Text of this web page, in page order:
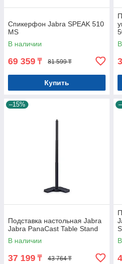
Спикерфон Jabra SPEAK 510
MS
В наличии
69 359 ₸ 81 599 ₸
Купить
–15%
Подставка настольная Jabra
Jabra PanaCast Table Stand
В наличии
37 199 ₸ 43 764 ₸